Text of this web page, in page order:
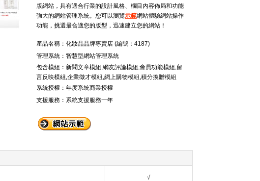
版網站，具有適合行業的設計風格、欄目內容佈局和功能
強大的網站管理系統。您可以瀏覽示範網站體驗網站操作
功能，挑選最合適您的版型，迅速建立您的網站！
產品名稱：化妝品品牌專賣店 (編號：4187)
管理系統：智慧型網站管理系統
包含模組：新聞文章模組,網友評論模組,會員功能模組,留
言反映模組,企業徵才模組,網上購物模組,積分換贈模組
系統授權：年度系統商業授權
支援服務：系統支援服務一年
√